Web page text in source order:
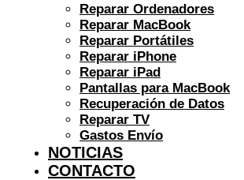
Reparar Ordenadores
Reparar MacBook
Reparar Portátiles
Reparar iPhone
Reparar iPad
Pantallas para MacBook
Recuperación de Datos
Reparar TV
Gastos Envío
NOTICIAS
CONTACTO